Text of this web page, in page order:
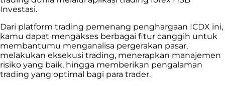
Investasi.
Dari platform trading pemenang penghargaan ICDX ini,
kamu dapat mengakses berbagai fitur canggih untuk
membantumu menganalisa pergerakan pasar,
melakukan eksekusi trading, menerapkan manajemen
risiko yang baik, hingga memberikan pengalaman
trading yang optimal bagi para trader.